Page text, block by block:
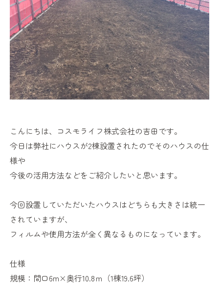
こんにちは、コスモライフ株式会社の吉田です。
今日は弊社にハウスが2棟設置されたのでそのハウスの仕
様や
今後の活用方法などをご紹介したいと思います。
今回設置していただいたハウスはどちらも大きさは統一
されていますが、
フィルムや使用方法が全く異なるものになっています。
仕様
規模：間口6m×奥行10.8ｍ（1棟19.6坪）